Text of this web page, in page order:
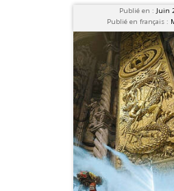
Publié en : Juin
Publié en français :